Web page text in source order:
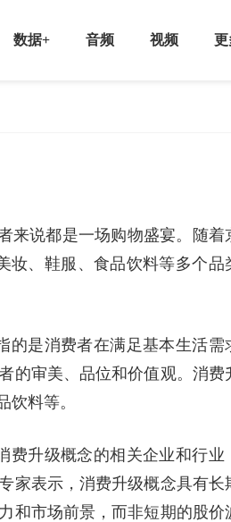
数据+ 音频 视频 更
来说都是一场购物盛宴。随着
妆、鞋服、食品饮料等多个品
的是消费者在满足基本生活需
的审美、品位和价值观。消费
料等。
费升级概念的相关企业和行业
家表示，消费升级概念具有长
和市场前景，而非短期的股价